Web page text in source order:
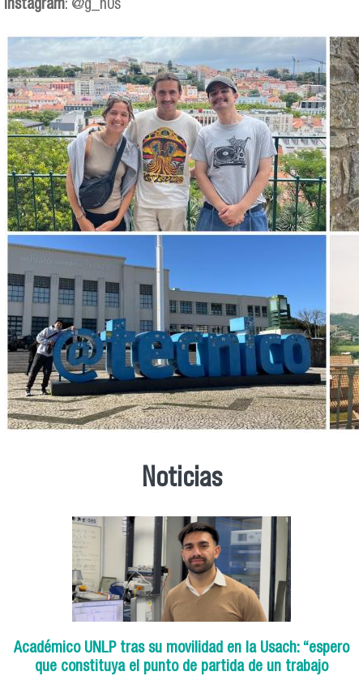
Instagram: @g_n0s
sebastian_collage.jpg
Noticias
Académico UNLP tras su movilidad en la Usach: “espero
que constituya el punto de partida de un trabajo